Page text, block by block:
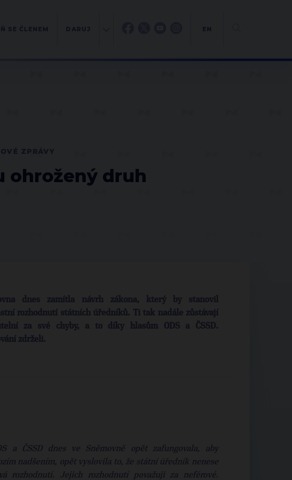
ohrožený druh
dnes zamítla návrh zákona, který by stanovil
rozhodnutí státních úředníků. Ti tak nadále zůstávají
za své chyby, a to díky hlasům ODS a ČSSD.
zdrželi.
a ČSSD dnes ve Sněmovně opět zafungovala, aby
nadšením, opět vyslovila to, že státní úředník nenese
rozhodnutí. Jejich rozhodnutí považuji za neférové.